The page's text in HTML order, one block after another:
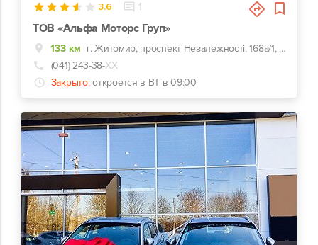
3.6 1
ТОВ «Альфа Моторс Груп»
133 км
г. Житомир, проспект Незалежності, 168а/1, FORD - Форд Житомир
(041) 243-38-ХХ
Закрыто: откроется в ВТ в 09:00